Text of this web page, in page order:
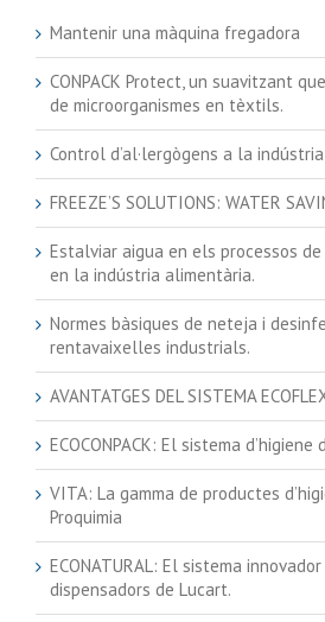
Mantenir una màquina fregadora
CONPACK Protect, un suavitzant
de microorganismes en tèxtils.
Control d’al·lergògens a la
FREEZE’S SOLUTIONS: WATER
Estalviar aigua en els processos
en la indústria alimentària.
Normes bàsiques de neteja i
rentavaixelles industrials.
AVANTATGES DEL SISTEMA
ECOCONPACK: El sistema d’higiene
VITA: La gamma de productes
Proquimia
ECONATURAL: El sistema
dispensadors de Lucart.